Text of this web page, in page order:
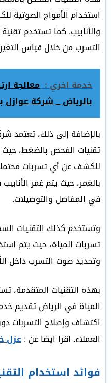
استخدام الأمواج الصوتية
والأنابيب. كما تستخدم
التسرب من خلال قياس
خدمة اخري : معالجة
بالرياض _ شركة عوازل
بالإضافة إلى ذلك، تعتمد
تقنيات الفحص بالضغط، حيث
للكشف عن أي تسربات
بالغمر، حيث يتم غمر
في المفاصل والتوصيلات.
وتستخدم كذلك التقنيات
تسربات المياة، حيث يتم
وتحديد صوت التسرب داخل
بهذه التقنيات
المياة في الرياض تقديم
اكتشاف وإصلاح التسربات
العملاء. اقرا ايضا عن :عزل
فوائد استخدام